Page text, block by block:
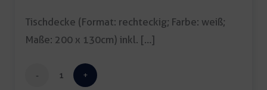
Tischdecke (Format: rechteckig; Farbe: weiß;
Maße: 200 x 130cm) inkl. […]
Tischdecke